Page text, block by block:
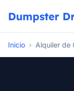
Dumpster
Inicio › Alquiler de